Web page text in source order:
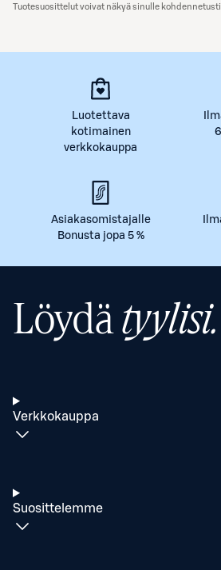
Tuotesuosittelut voivat näkyä sinulle kohdennetusti
Luotettava
kotimainen
verkkokauppa
Asiakasomistajalle
Bonusta jopa 5 %
Löydätyylisi.
Verkkokauppa
Suosittelemme